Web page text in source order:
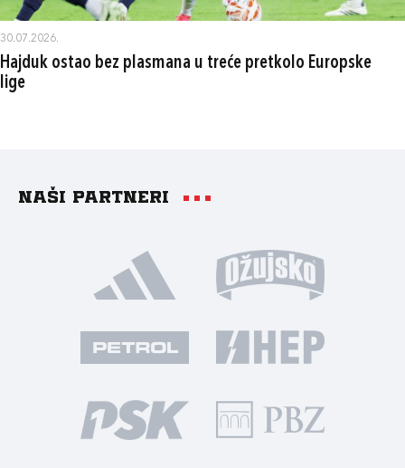
30.07.2026.
Hajduk ostao bez plasmana u treće pretkolo Europske
lige
Naši partneri